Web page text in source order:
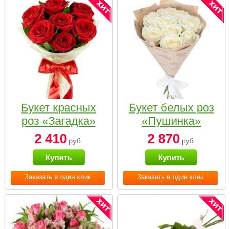
Заказать в один клик
Букет красных
роз «Загадка»
2 410 руб.
Купить
Заказать в один клик
Букет белых роз
«Пушинка»
2 870руб.
Купить